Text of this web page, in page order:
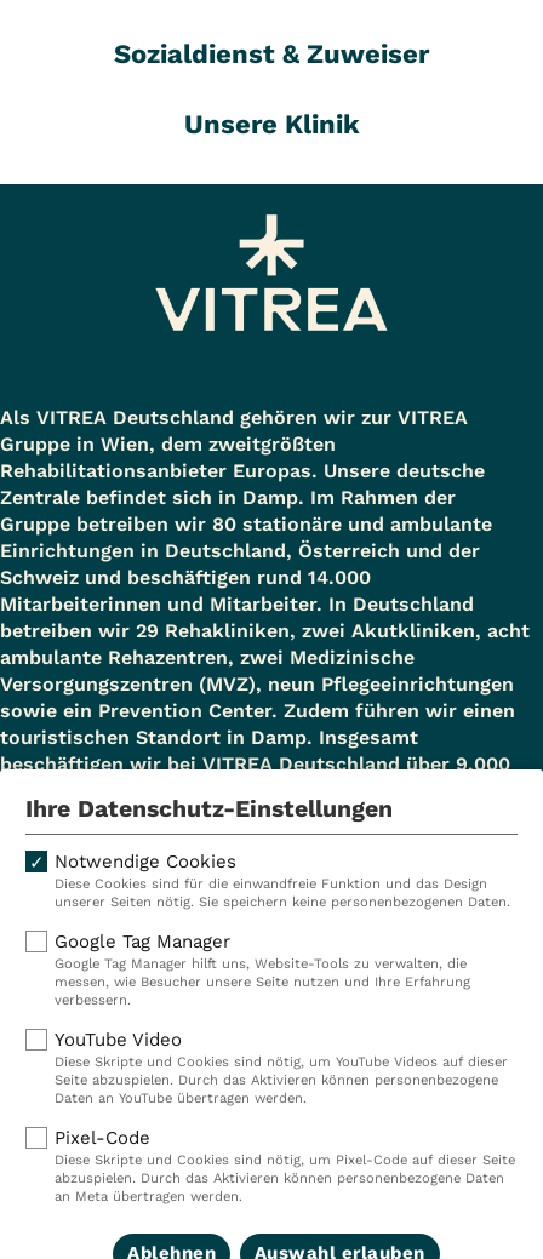
Sozialdienst & Zuweiser
Unsere Klinik
Als VITREA Deutschland gehören wir zur VITREA
Gruppe in Wien, dem zweitgrößten
Rehabilitationsanbieter Europas. Unsere deutsche
Zentrale befindet sich in Damp. Im Rahmen der
Gruppe betreiben wir 80 stationäre und ambulante
Einrichtungen in Deutschland, Österreich und der
Schweiz und beschäftigen rund 14.000
Mitarbeiterinnen und Mitarbeiter. In Deutschland
betreiben wir 29 Rehakliniken, zwei Akutkliniken, acht
ambulante Rehazentren, zwei Medizinische
Versorgungszentren (MVZ), neun Pflegeeinrichtungen
sowie ein Prevention Center. Zudem führen wir einen
touristischen Standort in Damp. Insgesamt
beschäftigen wir bei VITREA Deutschland über 9.000
Kliniken
Ambulant
Reha
Prävention
Karriere
VITREA Deutschland
IMPRESSUM
HINWEISGEBERSYSTEM
AUFSICHTSBEHÖRDEN
Ihre Datenschutz-Einstellungen
Notwendige Cookies
Diese Cookies sind für die einwandfreie Funktion und das Design
unserer Seiten nötig. Sie speichern keine personenbezogenen Daten.
Google Tag Manager
Google Tag Manager hilft uns, Website-Tools zu verwalten, die
messen, wie Besucher unsere Seite nutzen und Ihre Erfahrung
verbessern.
YouTube Video
Diese Skripte und Cookies sind nötig, um YouTube Videos auf dieser
Seite abzuspielen. Durch das Aktivieren können personenbezogene
Daten an YouTube übertragen werden.
Pixel-Code
Diese Skripte und Cookies sind nötig, um Pixel-Code auf dieser Seite
abzuspielen. Durch das Aktivieren können personenbezogene Daten
an Meta übertragen werden.
Ablehnen Auswahl erlauben